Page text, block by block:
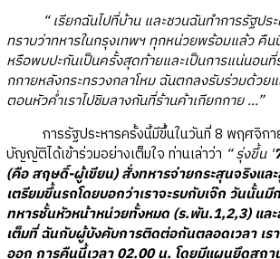
“ เรียกฉันไปที่บ้าน และชวนฉันทำการรัฐปร
ทราบว่าทหารในกรุงเทพฯ ทุกหน่วยพร้อมแล้ว คืน
หรือพบปะกันเป็นครั้งสุดท้ายและเป็นการแน่นอนที่
กกายหลังกระทรวงกลาโหม ฉันตกลงรับร่วมด้วย
ตอนหัวค่ำเราไปชิมลางกันที่ร้านค้าเกียกกาย ...”
การรัฐประหารครั้งนี้มีขึ้นในวันที่ 8 พฤศจิกา
บัญญัติได้เข้าร่วมอย่างเต็มใจ ท่านเล่าว่า “ รุ่งขึ้น '
(คือ สฤษดิ์-ผู้เขียน) สั่งทหารจ่ายกระสุนจริงแล
เตรียมขึ้นรถโดยบอกว่าเราจะรบกับเจ๊ก วันนั้นมี
ทหารชั้นหัวหน้าหน่วยทั้งหมด (ร.พัน.1,2,3) แล
เต็มที่ ฉันกับผู้บังคับการติดต่อกันตลอดเวลา เร
ออก การคืนนี้เวลา 02.00 น. โดยมีแผนยึดสถ